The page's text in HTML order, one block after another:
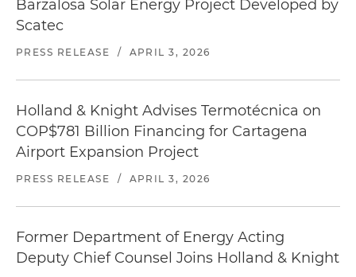
Barzalosa Solar Energy Project Developed by
Scatec
PRESS RELEASE / APRIL 3, 2026
Holland & Knight Advises Termotécnica on
COP$781 Billion Financing for Cartagena
Airport Expansion Project
PRESS RELEASE / APRIL 3, 2026
Former Department of Energy Acting
Deputy Chief Counsel Joins Holland & Knight